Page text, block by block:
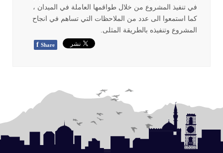
في تنفيذ المشروع من خلال طواقمها العاملة في الميدان ،
كما استمعوا الى عدد من الملاحظات التي تساهم في انجاح
المشروع وتنفيذه بالطريقة المثلى.
f Share